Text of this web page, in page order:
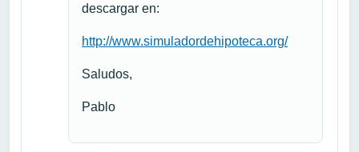
descargar en:
http://www.simuladordehipoteca.org/
Saludos,
Pablo